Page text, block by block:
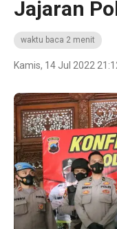
Jajaran
waktu baca 2 menit
Kamis, 14 Jul 2022